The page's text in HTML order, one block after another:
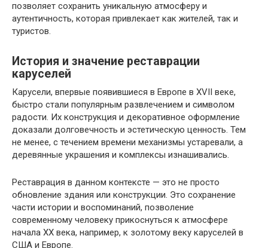
позволяет сохранить уникальную атмосферу и
аутентичность, которая привлекает как жителей, так и
туристов.
История и значение реставрации
каруселей
Карусели, впервые появившиеся в Европе в XVII веке,
быстро стали популярным развлечением и символом
радости. Их конструкция и декоративное оформление
доказали долговечность и эстетическую ценность. Тем
не менее, с течением времени механизмы устаревали, а
деревянные украшения и комплексы изнашивались.
Реставрация в данном контексте — это не просто
обновление здания или конструкции. Это сохранение
части истории и воспоминаний, позволение
современному человеку прикоснуться к атмосфере
начала XX века, например, к золотому веку каруселей в
США и Европе.